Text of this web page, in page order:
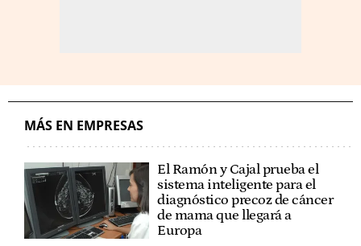
MÁS EN EMPRESAS
El Ramón y Cajal prueba el
sistema inteligente para el
diagnóstico precoz de cáncer
de mama que llegará a
Europa